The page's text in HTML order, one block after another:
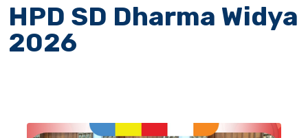
HPD SD Dharma Widya
2026